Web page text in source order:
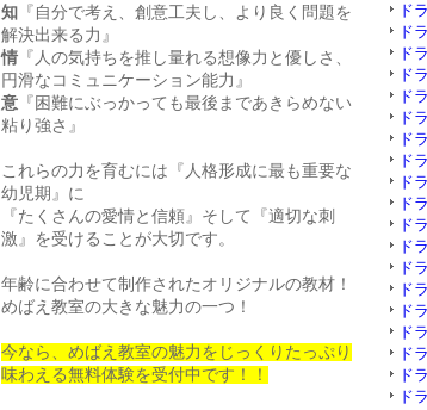
知 『自分で考え、創意工夫し、より良く問題を
解決出来る力』
情 『人の気持ちを推し量れる想像力と優しさ、
円滑なコミュニケーション能力』
意 『困難にぶっかっても最後まであきらめない
粘り強さ』
これらの力を育むには『人格形成に最も重要な
幼児期』に
『たくさんの愛情と信頼』そして『適切な刺
激』を受けることが大切です。
年齢に合わせて制作されたオリジナルの教材！
めばえ教室の大きな魅力の一つ！
今なら、めばえ教室の魅力をじっくりたっぷり
味わえる無料体験を受付中です！！
ド
ド
ド
ド
ド
ド
ド
ド
ド
ド
ド
ド
ド
ド
ド
ド
ド
ド
ド